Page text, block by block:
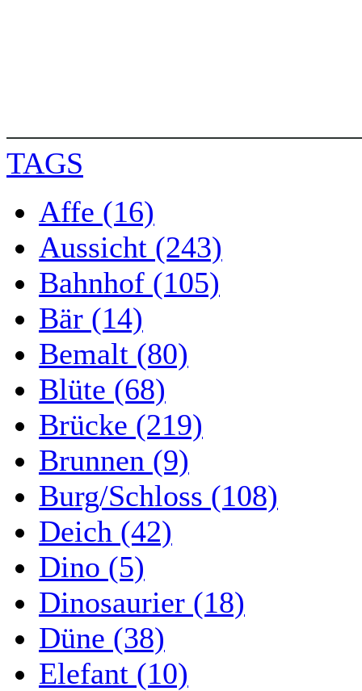
TAGS
Affe (16)
Aussicht (243)
Bahnhof (105)
Bär (14)
Bemalt (80)
Blüte (68)
Brücke (219)
Brunnen (9)
Burg/Schloss (108)
Deich (42)
Dino (5)
Dinosaurier (18)
Düne (38)
Elefant (10)